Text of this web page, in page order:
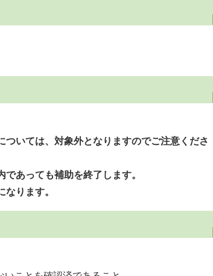
ついては、対象外となりますのでご注意くださ
であっても補助を終了します。
ります。